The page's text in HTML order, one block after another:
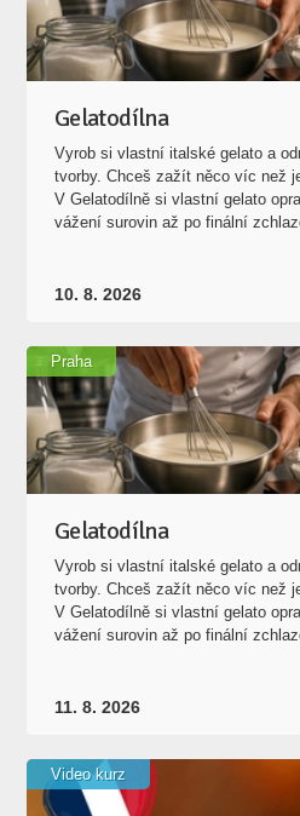
Gelatodílna
Vyrob si vlastní italské gelato a
tvorby. Chceš zažít něco víc než
V Gelatodílně si vlastní gelato
vážení surovin až po finální
10. 8. 2026
Gelatodílna
Vyrob si vlastní italské gelato a
tvorby. Chceš zažít něco víc než
V Gelatodílně si vlastní gelato
vážení surovin až po finální
11. 8. 2026
Praha
Video kurz